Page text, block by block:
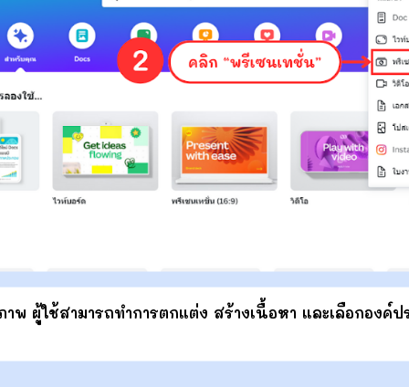
พ ผู้ใช้สามารถทำการตกแต่ง สร้างเนื้อหา และเลือกองค์ป